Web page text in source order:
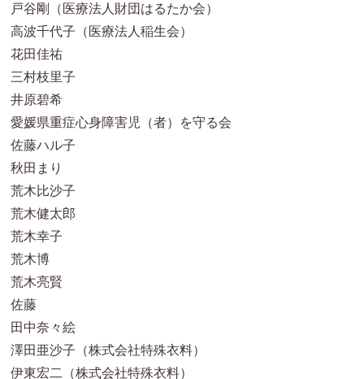
戸谷剛（医療法人財団はるたか会）
高波千代子（医療法人稲生会）
花田佳祐
三村枝里子
井原碧希
愛媛県重症心身障害児（者）を守る会
佐藤ハル子
秋田まり
荒木比沙子
荒木健太郎
荒木幸子
荒木博
荒木亮賢
佐藤
田中奈々絵
澤田亜沙子（株式会社特殊衣料）
伊東宏二（株式会社特殊衣料）